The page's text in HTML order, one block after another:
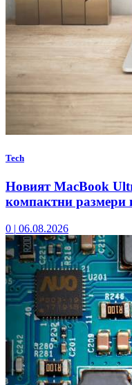
Tech
Новият MacBook
компактни размери
0 | 06.08.2026